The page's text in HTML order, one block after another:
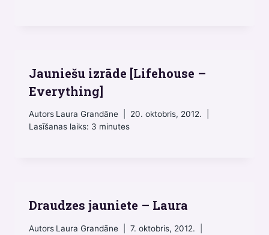
Jauniešu izrāde [Lifehouse –
Everything]
Autors Laura Grandāne
20. oktobris, 2012.
Lasīšanas laiks: 3 minutes
Draudzes jauniete – Laura
Autors Laura Grandāne
7. oktobris, 2012.